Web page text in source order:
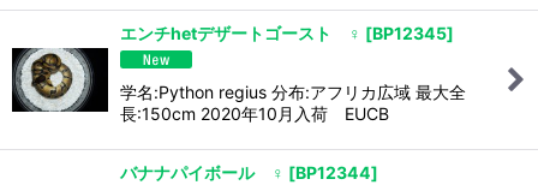
エンチhetデザートゴースト ♀ [BP12345]
学名:Python regius 分布:アフリカ広域 最大全
長:150cm 2020年10月入荷 EUCB
バナナパイボール ♀ [BP12344]